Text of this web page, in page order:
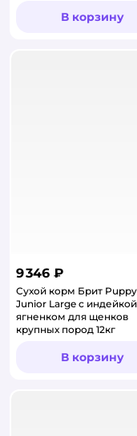
В корзину
9 346 ₽
Сухой корм Брит
Junior Large с
ягненком для щенков
крупных пород 12кг
В корзину